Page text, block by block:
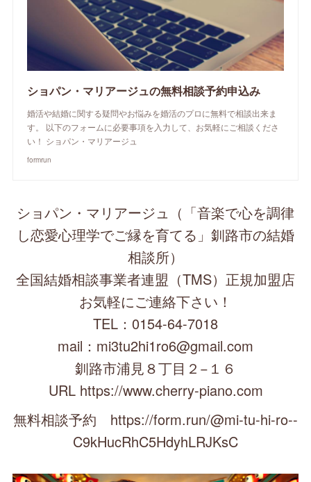
ショパン・マリアージュの無料相談予約申込み
婚活や結婚に関する疑問やお悩みを婚活のプロに無料で相談出来ま
す。 以下のフォームに必要事項を入力して、お気軽にご相談くださ
い！ ショパン・マリアージュ
formrun
ショパン・マリアージュ（「音楽で心を調律
し恋愛心理学でご縁を育てる」釧路市の結婚
相談所）
全国結婚相談事業者連盟（TMS）正規加盟店
お気軽にご連絡下さい！
TEL：0154-64-7018
mail：mi3tu2hi1ro6@gmail.com
釧路市浦見８丁目２−１６
URL https://www.cherry-piano.com
無料相談予約 https://form.run/@mi-tu-hi-ro--
C9kHucRhC5HdyhLRJKsC